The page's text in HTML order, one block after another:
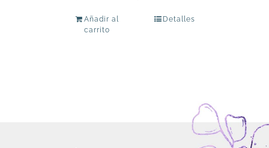
Añadir al
carrito
Detalles